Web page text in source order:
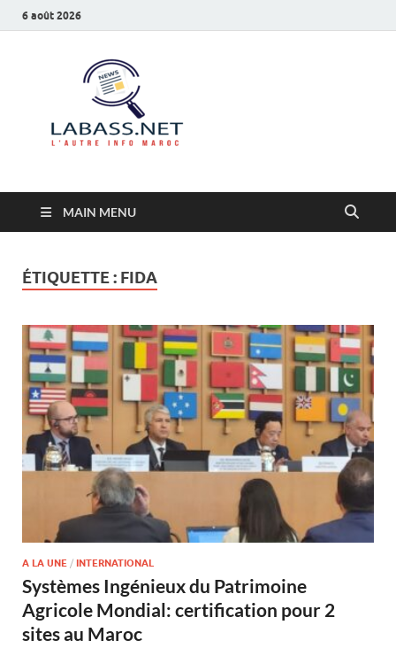
6 août 2026
MAIN MENU
ÉTIQUETTE : FIDA
A LA UNE / INTERNATIONAL
Systèmes Ingénieux du Patrimoine
Agricole Mondial: certification pour 2
sites au Maroc